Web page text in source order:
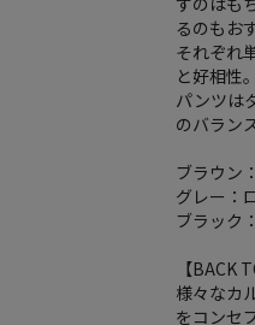
るのもお
それぞれ
と好相性。
パンツは
のバラン
ブラウン
グレー：
ブラック
【BACK
様々なカ
をコンセ